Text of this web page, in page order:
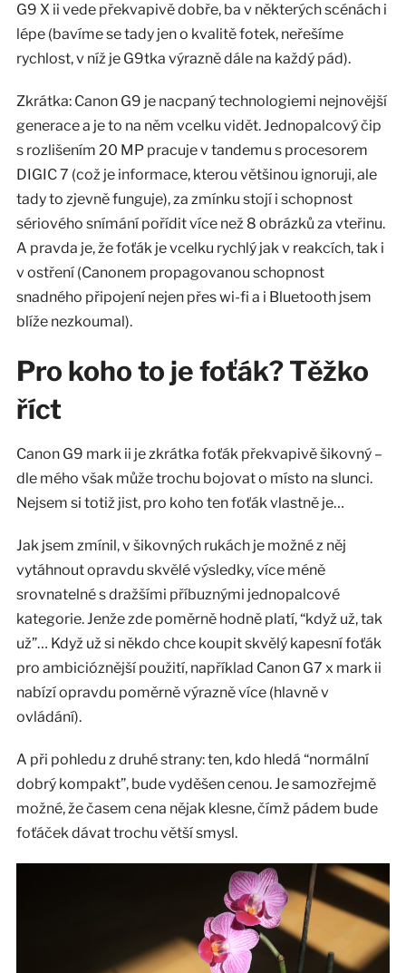
G9 X ii vede překvapivě dobře, ba v některých scénách i
lépe (bavíme se tady jen o kvalitě fotek, neřešíme
rychlost, v níž je G9tka výrazně dále na každý pád).
Zkrátka: Canon G9 je nacpaný technologiemi nejnovější
generace a je to na něm vcelku vidět. Jednopalcový čip
s rozlišením 20 MP pracuje v tandemu s procesorem
DIGIC 7 (což je informace, kterou většinou ignoruji, ale
tady to zjevně funguje), za zmínku stojí i schopnost
sériového snímání pořídit více než 8 obrázků za vteřinu.
A pravda je, že foťák je vcelku rychlý jak v reakcích, tak i
v ostření (Canonem propagovanou schopnost
snadného připojení nejen přes wi-fi a i Bluetooth jsem
blíže nezkoumal).
Pro koho to je foťák? Těžko
říct
Canon G9 mark ii je zkrátka foťák překvapivě šikovný –
dle mého však může trochu bojovat o místo na slunci.
Nejsem si totiž jist, pro koho ten foťák vlastně je…
Jak jsem zmínil, v šikovných rukách je možné z něj
vytáhnout opravdu skvělé výsledky, více méně
srovnatelné s dražšími příbuznými jednopalcové
kategorie. Jenže zde poměrně hodně platí, “když už, tak
už”… Když už si někdo chce koupit skvělý kapesní foťák
pro ambicióznější použití, například Canon G7 x mark ii
nabízí opravdu poměrně výrazně více (hlavně v
ovládání).
A při pohledu z druhé strany: ten, kdo hledá “normální
dobrý kompakt”, bude vyděšen cenou. Je samozřejmě
možné, že časem cena nějak klesne, čímž pádem bude
foťáček dávat trochu větší smysl.